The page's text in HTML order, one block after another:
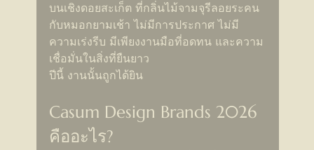
บนเชิงดอยสะเก็ต ที่กลิ่นไม้จามจุรีลอยระคน
กับหมอกยามเช้า ไม่มีการประกาศ ไม่มี
ความเร่งรีบ มีเพียงงานมือที่อดทน และความ
เชื่อมั่นในสิ่งที่ยืนยาว
ปีนี้ งานนั้นถูกได้ยิน
Casum Design Brands 2026
คืออะไร?